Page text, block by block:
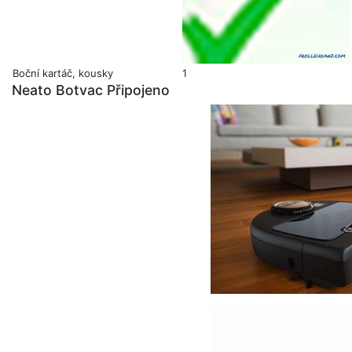
Boční kartáč, kousky 1
Neato Botvac Připojeno